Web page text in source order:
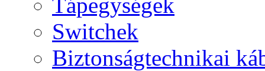
Switchek
Biztonságtechnikai